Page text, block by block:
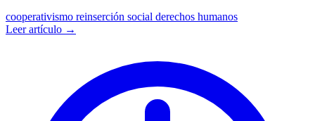
cooperativismo reinserción social derechos humanos
Leer artículo →